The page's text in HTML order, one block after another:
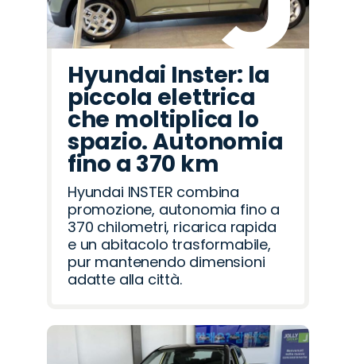
Hyundai Inster: la
piccola elettrica
che moltiplica lo
spazio. Autonomia
fino a 370 km
Hyundai INSTER combina
promozione, autonomia fino a
370 chilometri, ricarica rapida
e un abitacolo trasformabile,
pur mantenendo dimensioni
adatte alla città.